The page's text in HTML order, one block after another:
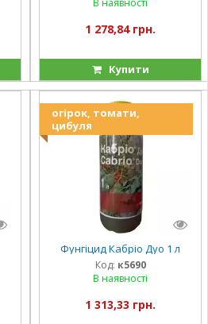
1 278,84 грн.
Купити
огірок, томати,
цибуля
Фунгіцид Кабріо Дуо 1 л
Код: к5690
В наявності
1 313,33 грн.